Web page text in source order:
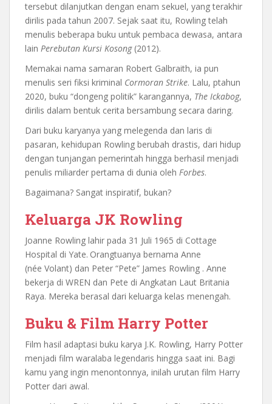
tersebut dilanjutkan dengan enam sekuel, yang terakhir
dirilis pada tahun 2007. Sejak saat itu, Rowling telah
menulis beberapa buku untuk pembaca dewasa, antara
lain Perebutan Kursi Kosong(2012).
Memakai nama samaran Robert Galbraith, ia pun
menulis seri fiksi kriminal Cormoran Strike. Lalu, ptahun
2020, buku “dongeng politik” karangannya, The Ickabog,
dirilis dalam bentuk cerita bersambung secara daring.
Dari buku karyanya yang melegenda dan laris di
pasaran, kehidupan Rowling berubah drastis, dari hidup
dengan tunjangan pemerintah hingga berhasil menjadi
penulis miliarder pertama di dunia oleh Forbes.
Bagaimana? Sangat inspiratif, bukan?
Keluarga JK Rowling
Joanne Rowling lahir pada 31 Juli 1965 di Cottage
Hospital di Yate. Orangtuanya bernama Anne
(née Volant) dan Peter “Pete” James Rowling . Anne
bekerja di WREN dan Pete di Angkatan Laut Britania
Raya. Mereka berasal dari keluarga kelas menengah.
Buku & Film Harry Potter
Film hasil adaptasi buku karya J.K. Rowling, Harry Potter
menjadi film waralaba legendaris hingga saat ini. Bagi
kamu yang ingin menontonnya, inilah urutan film Harry
Potter dari awal.